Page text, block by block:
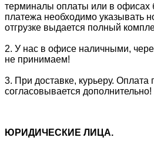
терминалы оплаты или в офисах
платежа необходимо указывать
отгрузке выдается полный
2. У нас в офисе наличными,
не принимаем!
3. При доставке, курьеру.
согласовывается дополнительно!
ЮРИДИЧЕСКИЕ ЛИЦА.